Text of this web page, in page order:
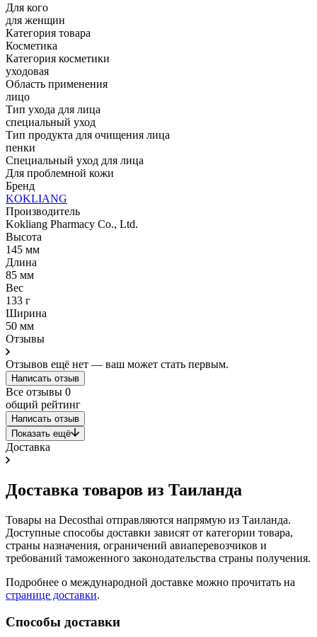
Для кого
для женщин
Категория товара
Косметика
Категория косметики
уходовая
Область применения
лицо
Тип ухода для лица
специальный уход
Тип продукта для очищения лица
пенки
Специальный уход для лица
Для проблемной кожи
Бренд
KOKLIANG
Производитель
Kokliang Pharmacy Co., Ltd.
Высота
145 мм
Длина
85 мм
Вес
133 г
Ширина
50 мм
Отзывы
Отзывов ещё нет — ваш может стать первым.
Написать отзыв
Все отзывы 0
общий рейтинг
Написать отзыв
Показать ещё
Доставка
Доставка товаров из Таиланда
Товары на Decosthai отправляются напрямую из Таиланда.
Доступные способы доставки зависят от категории товара,
страны назначения, ограничений авиаперевозчиков и
требований таможенного законодательства страны получения.
Подробнее о международной доставке можно прочитать на
странице доставки.
Способы доставки